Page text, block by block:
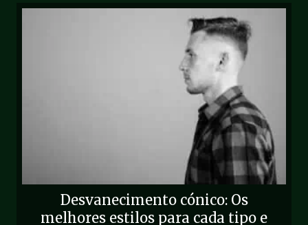
Desvanecimento cónico: Os
melhores estilos para cada tipo e